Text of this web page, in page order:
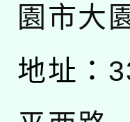
園市大
地址：